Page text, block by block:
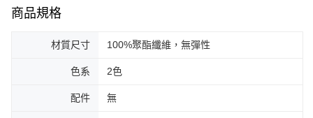
商品規格
材質尺寸 100%聚酯纖維，無彈性
色系 2色
配件 無